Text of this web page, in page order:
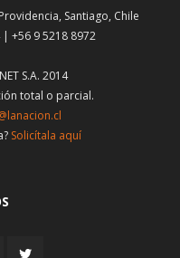
Santiago, Chile
+56 9 5218 8972
S.A. 2014
total o parcial.
Solicítala aquí